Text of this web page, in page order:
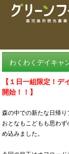
わくわくデイキャ
【１日一組限定！デ
開始！！】
森の中での新たな日帰り
おとなもこどもも思わず
め込みました。